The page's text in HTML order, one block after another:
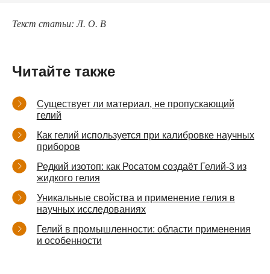
Текст статьи: Л. О. В
Читайте также
Существует ли материал, не пропускающий
гелий
Как гелий используется при калибровке научных
приборов
Редкий изотоп: как Росатом создаёт Гелий-3 из
жидкого гелия
Уникальные свойства и применение гелия в
научных исследованиях
Гелий в промышленности: области применения
и особенности